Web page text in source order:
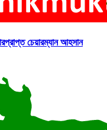
চেয়ারম্যান আহসান